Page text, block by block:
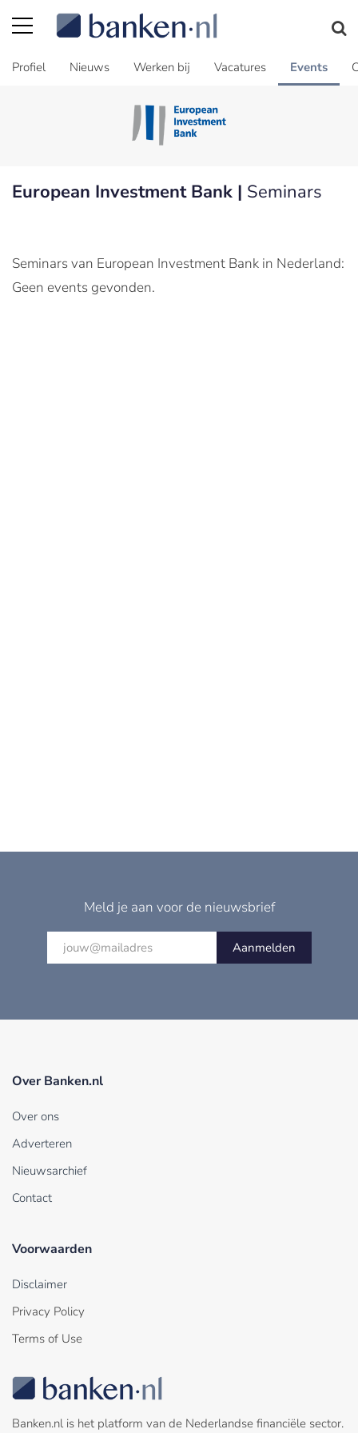
Profiel Nieuws Werken bij Vacatures Events
European Investment Bank | Seminars
Seminars van European Investment Bank in Nederland:
Geen events gevonden.
Meld je aan voor de nieuwsbrief
Aanmelden
Over Banken.nl
Over ons
Adverteren
Nieuwsarchief
Contact
Voorwaarden
Disclaimer
Privacy Policy
Terms of Use
Banken.nl is het platform van de Nederlandse financiële sector.